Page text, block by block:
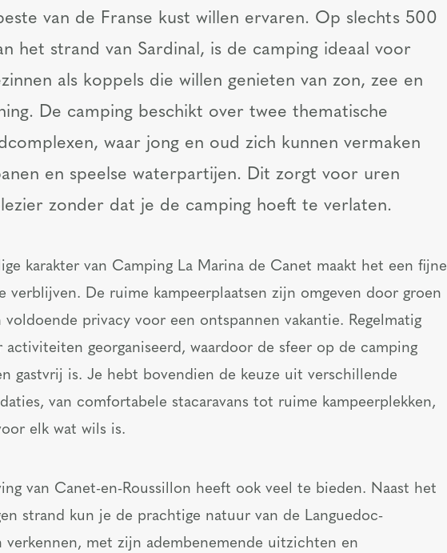
van de Franse kust willen ervaren. Op slechts 500
het strand van Sardinal, is de camping ideaal voor
als koppels die willen genieten van zon, zee en
De camping beschikt over twee thematische
waar jong en oud zich kunnen vermaken
en speelse waterpartijen. Dit zorgt voor uren
zonder dat je de camping hoeft te verlaten.
karakter van Camping La Marina de Canet maakt het een fijne
verblijven. De ruime kampeerplaatsen zijn omgeven door groen
voldoende privacy voor een ontspannen vakantie. Regelmatig
activiteiten georganiseerd, waardoor de sfeer op de camping
gastvrij is. Je hebt bovendien de keuze uit verschillende
van comfortabele stacaravans tot ruime kampeerplekken,
elk wat wils is.
van Canet-en-Roussillon heeft ook veel te bieden. Naast het
strand kun je de prachtige natuur van de Languedoc-
verkennen, met zijn adembenemende uitzichten en